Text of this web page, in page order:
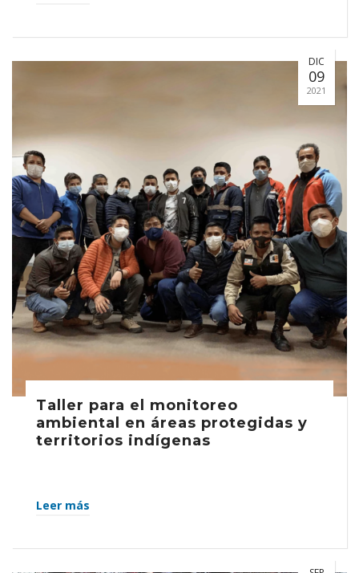
DIC
09
2021
Taller para el monitoreo
ambiental en áreas protegidas y
territorios indígenas
Leer más